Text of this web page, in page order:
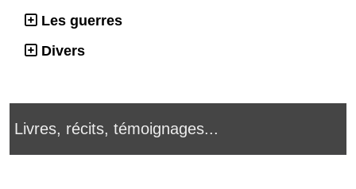
Les guerres
Divers
Livres, récits, témoignages...